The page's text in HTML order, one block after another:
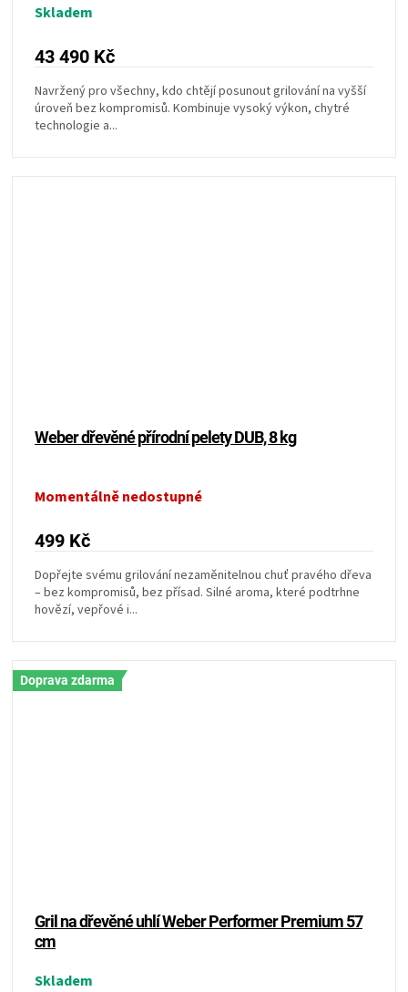
Skladem
43 490 Kč
Navržený pro všechny, kdo chtějí posunout grilování na vyšší
úroveň bez kompromisů. Kombinuje vysoký výkon, chytré
technologie a...
Weber dřevěné přírodní pelety DUB, 8 kg
Momentálně nedostupné
499 Kč
Dopřejte svému grilování nezaměnitelnou chuť pravého dřeva
– bez kompromisů, bez přísad. Silné aroma, které podtrhne
hovězí, vepřové i...
Doprava zdarma
Gril na dřevěné uhlí Weber Performer Premium 57
cm
Skladem